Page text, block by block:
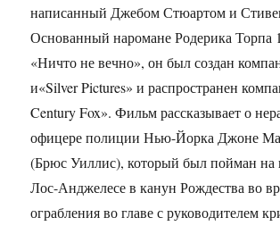
написанный Джебом Стюартом и
Основанный наромане Родерика Торпа
«Ничто не вечно», он был создан
и«Silver Pictures» и распространен
Century Fox». Фильм рассказывает о
офицере полиции Нью-Йорка Джоне
(Брюс Уиллис), который был пойман на
Лос-Анджелесе в канун Рождества во
ограбления во главе с руководителем